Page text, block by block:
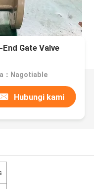
Gate Valve
：Nagotiable
Hubungi kami